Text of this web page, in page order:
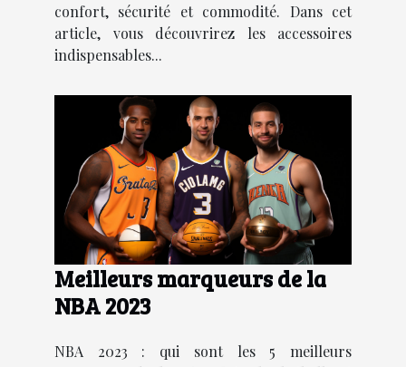
confort, sécurité et commodité. Dans cet
article, vous découvrirez les accessoires
indispensables...
Meilleurs marqueurs de la
NBA 2023
NBA 2023 : qui sont les 5 meilleurs